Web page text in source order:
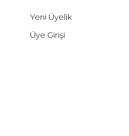
Yeni Üyelik
Üye Girişi